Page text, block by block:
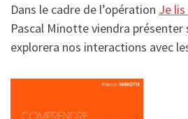
Dans le cadre de l’opération Je
Pascal Minotte viendra présenter
explorera nos interactions avec